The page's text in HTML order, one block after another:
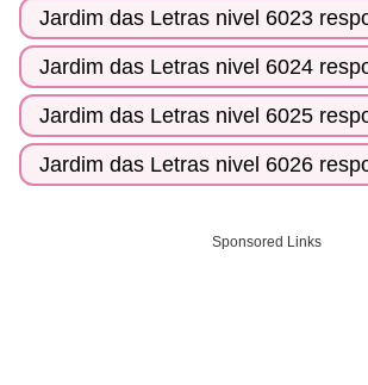
Jardim das Letras nivel 6023
Jardim das Letras nivel 6024
Jardim das Letras nivel 6025
Jardim das Letras nivel 6026
Sponsored Links